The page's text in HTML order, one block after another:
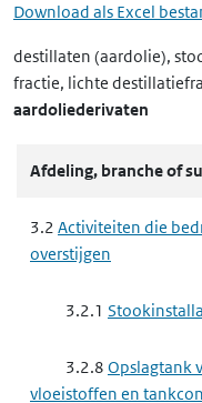
Download als Excel
destillaten (aardolie),
fractie, lichte
aardoliederivaten
Afdeling, branche of
3.2 Activiteiten die
overstijgen
3.2.1
3.2.8 Opslagtank
vloeistoffen en